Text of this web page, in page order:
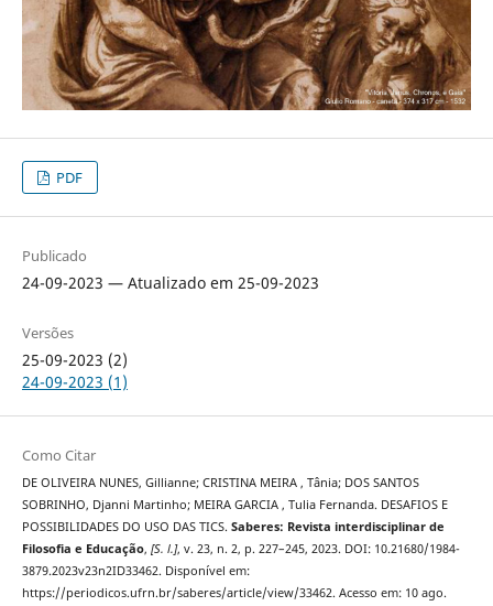
PDF
Publicado
24-09-2023 — Atualizado em 25-09-2023
Versões
25-09-2023 (2)
24-09-2023 (1)
Como Citar
DE OLIVEIRA NUNES, Gillianne; CRISTINA MEIRA , Tânia; DOS SANTOS
SOBRINHO, Djanni Martinho; MEIRA GARCIA , Tulia Fernanda. DESAFIOS E
POSSIBILIDADES DO USO DAS TICS. Saberes: Revista interdisciplinar de
Filosofia e Educação, [S. l.], v. 23, n. 2, p. 227–245, 2023. DOI: 10.21680/1984-
3879.2023v23n2ID33462. Disponível em:
https://periodicos.ufrn.br/saberes/article/view/33462. Acesso em: 10 ago.